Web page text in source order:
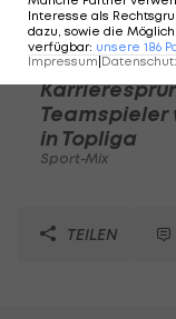
in Topliga
Sport-Mix
TEILEN
Interesse als
dazu, sowie die
verfügbar: unsere 186
Impressum